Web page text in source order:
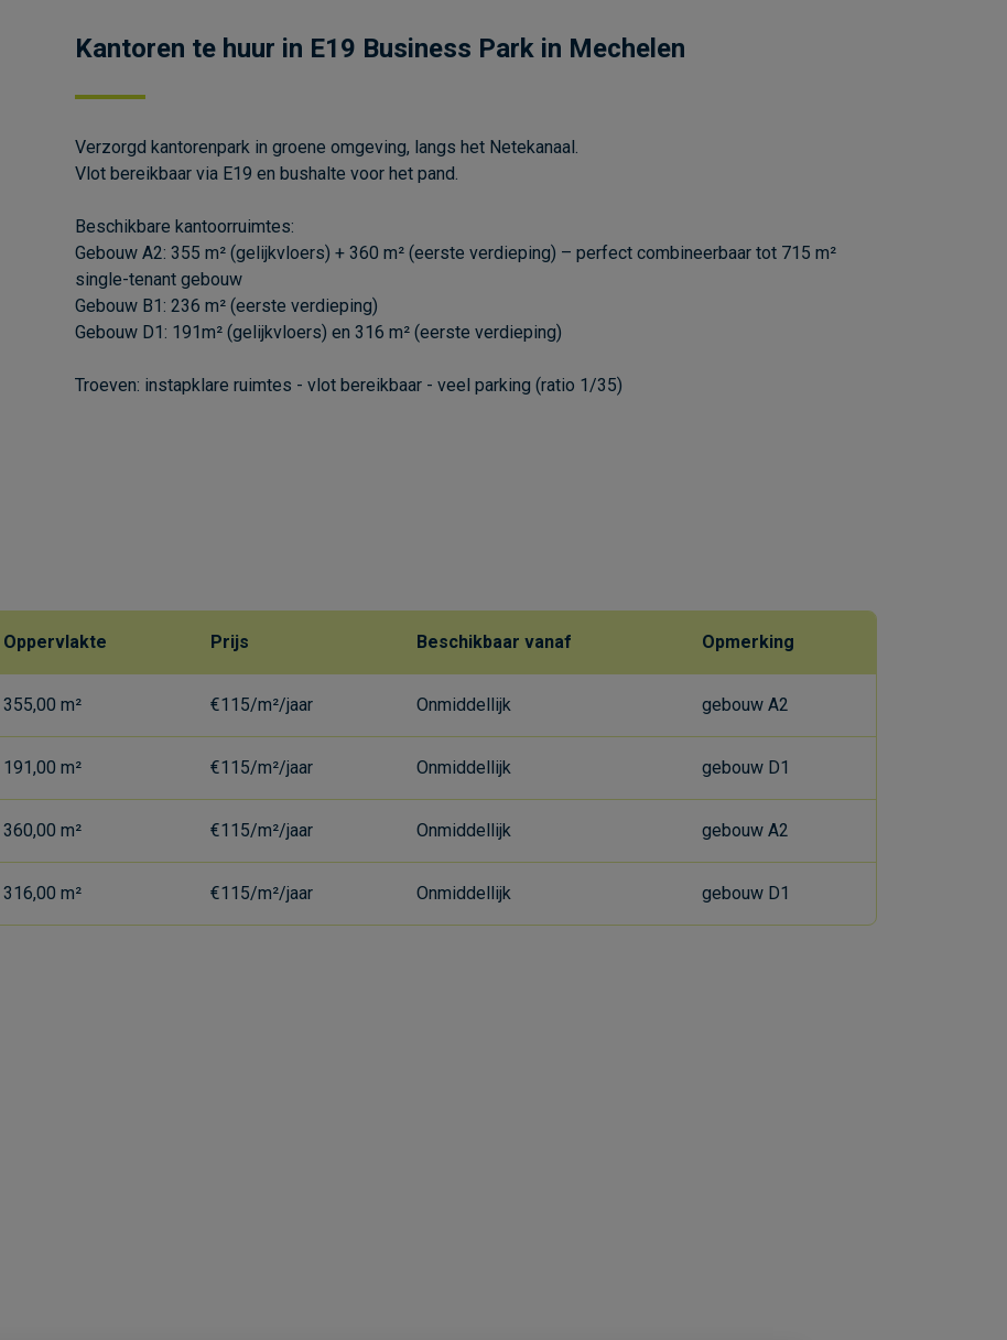
Kantoren te huur in E19 Business Park in Mechelen
Verzorgd kantorenpark in groene omgeving, langs het Netekanaal.
Vlot bereikbaar via E19 en bushalte voor het pand.
Beschikbare kantoorruimtes:
Gebouw A2: 355 m² (gelijkvloers) + 360 m² (eerste verdieping) – perfect combineerbaar tot 715 m²
single-tenant gebouw
Gebouw B1: 236 m² (eerste verdieping)
Gebouw D1: 191m² (gelijkvloers) en 316 m² (eerste verdieping)
Troeven: instapklare ruimtes - vlot bereikbaar - veel parking (ratio 1/35)
Oppervlakte Prijs Beschikbaar vanaf Opmerking
355,00 m² €115/m²/jaar Onmiddellijk gebouw A2
191,00 m² €115/m²/jaar Onmiddellijk gebouw D1
360,00 m² €115/m²/jaar Onmiddellijk gebouw A2
316,00 m² €115/m²/jaar Onmiddellijk gebouw D1